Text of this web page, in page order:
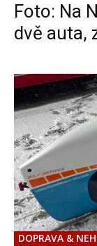
Foto: Na
dvě auta,
DOPRAVA &